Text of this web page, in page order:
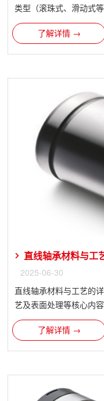
类型（滚珠式、滑动式等
了解详情 →
直线轴承材料与工
2025-06-30
直线轴承​材料与工艺的
艺及表面处理等核心内
了解详情 →